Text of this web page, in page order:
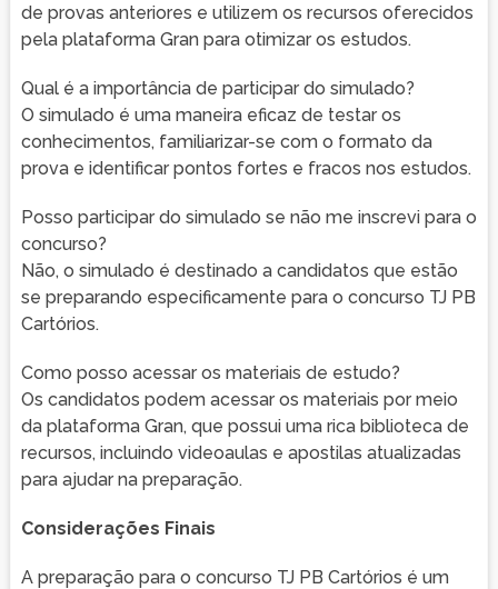
de provas anteriores e utilizem os recursos oferecidos
pela plataforma Gran para otimizar os estudos.
Qual é a importância de participar do simulado?
O simulado é uma maneira eficaz de testar os
conhecimentos, familiarizar-se com o formato da
prova e identificar pontos fortes e fracos nos estudos.
Posso participar do simulado se não me inscrevi para o
concurso?
Não, o simulado é destinado a candidatos que estão
se preparando especificamente para o concurso TJ PB
Cartórios.
Como posso acessar os materiais de estudo?
Os candidatos podem acessar os materiais por meio
da plataforma Gran, que possui uma rica biblioteca de
recursos, incluindo videoaulas e apostilas atualizadas
para ajudar na preparação.
Considerações Finais
A preparação para o concurso TJ PB Cartórios é um